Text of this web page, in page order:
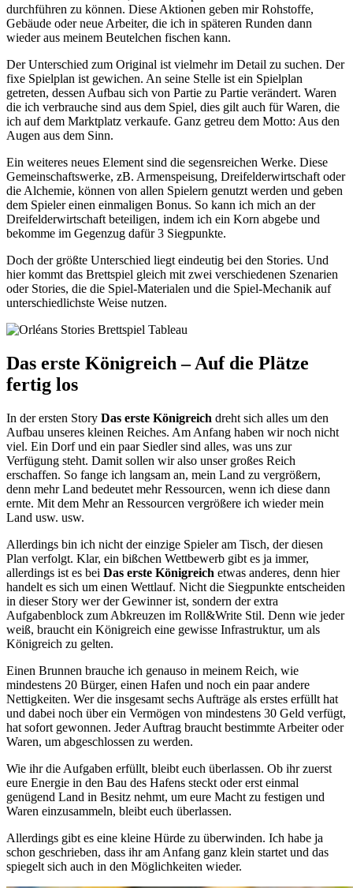
durchführen zu können. Diese Aktionen geben mir Rohstoffe,
Gebäude oder neue Arbeiter, die ich in späteren Runden dann
wieder aus meinem Beutelchen fischen kann.
Der Unterschied zum Original ist vielmehr im Detail zu suchen. Der
fixe Spielplan ist gewichen. An seine Stelle ist ein Spielplan
getreten, dessen Aufbau sich von Partie zu Partie verändert. Waren
die ich verbrauche sind aus dem Spiel, dies gilt auch für Waren, die
ich auf dem Marktplatz verkaufe. Ganz getreu dem Motto: Aus den
Augen aus dem Sinn.
Ein weiteres neues Element sind die segensreichen Werke. Diese
Gemeinschaftswerke, zB. Armenspeisung, Dreifelderwirtschaft oder
die Alchemie, können von allen Spielern genutzt werden und geben
dem Spieler einen einmaligen Bonus. So kann ich mich an der
Dreifelderwirtschaft beteiligen, indem ich ein Korn abgebe und
bekomme im Gegenzug dafür 3 Siegpunkte.
Doch der größte Unterschied liegt eindeutig bei den Stories. Und
hier kommt das Brettspiel gleich mit zwei verschiedenen Szenarien
oder Stories, die die Spiel-Materialen und die Spiel-Mechanik auf
unterschiedlichste Weise nutzen.
Das erste Königreich – Auf die Plätze
fertig los
In der ersten Story Das erste Königreich dreht sich alles um den
Aufbau unseres kleinen Reiches. Am Anfang haben wir noch nicht
viel. Ein Dorf und ein paar Siedler sind alles, was uns zur
Verfügung steht. Damit sollen wir also unser großes Reich
erschaffen. So fange ich langsam an, mein Land zu vergrößern,
denn mehr Land bedeutet mehr Ressourcen, wenn ich diese dann
ernte. Mit dem Mehr an Ressourcen vergrößere ich wieder mein
Land usw. usw.
Allerdings bin ich nicht der einzige Spieler am Tisch, der diesen
Plan verfolgt. Klar, ein bißchen Wettbewerb gibt es ja immer,
allerdings ist es bei Das erste Königreich etwas anderes, denn hier
handelt es sich um einen Wettlauf. Nicht die Siegpunkte entscheiden
in dieser Story wer der Gewinner ist, sondern der extra
Aufgabenblock zum Abkreuzen im Roll&Write Stil. Denn wie jeder
weiß, braucht ein Königreich eine gewisse Infrastruktur, um als
Königreich zu gelten.
Einen Brunnen brauche ich genauso in meinem Reich, wie
mindestens 20 Bürger, einen Hafen und noch ein paar andere
Nettigkeiten. Wer die insgesamt sechs Aufträge als erstes erfüllt hat
und dabei noch über ein Vermögen von mindestens 30 Geld verfügt,
hat sofort gewonnen. Jeder Auftrag braucht bestimmte Arbeiter oder
Waren, um abgeschlossen zu werden.
Wie ihr die Aufgaben erfüllt, bleibt euch überlassen. Ob ihr zuerst
eure Energie in den Bau des Hafens steckt oder erst einmal
genügend Land in Besitz nehmt, um eure Macht zu festigen und
Waren einzusammeln, bleibt euch überlassen.
Allerdings gibt es eine kleine Hürde zu überwinden. Ich habe ja
schon geschrieben, dass ihr am Anfang ganz klein startet und das
spiegelt sich auch in den Möglichkeiten wieder.